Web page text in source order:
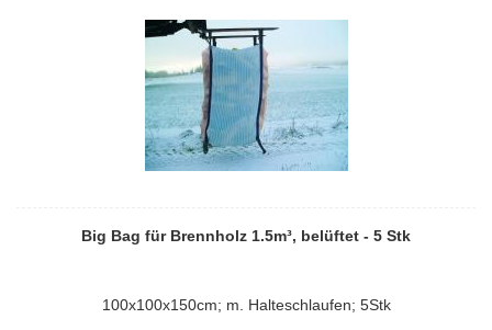
Big Bag für Brennholz 1.5m³, belüftet - 5 Stk
100x100x150cm; m. Halteschlaufen; 5Stk